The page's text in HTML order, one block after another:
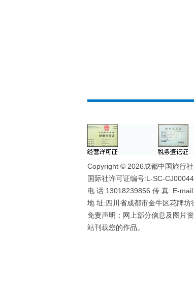
Copyright © 2026成都中国旅行
国际社许可证编号:L-SC-
电 话:13018239856 传 真: E-
地 址:四川省成都市金牛区花牌
免责声明：网上部分信息及图片
站刊载您的作品。